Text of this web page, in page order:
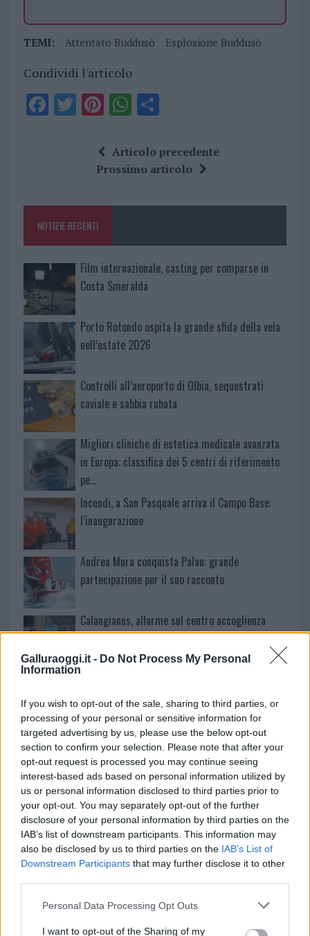
Galluraoggi.it - Do Not Process My Personal
Information
If you wish to opt-out of the sale, sharing to third parties, or
processing of your personal or sensitive information for
targeted advertising by us, please use the below opt-out
section to confirm your selection. Please note that after your
opt-out request is processed you may continue seeing
interest-based ads based on personal information utilized by
us or personal information disclosed to third parties prior to
your opt-out. You may separately opt-out of the further
disclosure of your personal information by third parties on the
IAB’s list of downstream participants. This information may
also be disclosed by us to third parties on the IAB’s List of
Downstream Participants that may further disclose it to other
Please note that this website/app uses one or more Google
not limited to your visit or usage behaviour. You may click to
Personal Data Processing Opt Outs
I want to opt-out of the Sharing of my
TEMI: Attentato Buddusò Esplosione Buddusò
Condividi l'articolo
F
o
k
T Pi
te
re
W
at
s
p
S
a
re
Articolo precedente
Prossimo articolo
NOTIZIE RECENTI
Film internazionale, casting per comparse in
Costa Smeralda
Porto Rotondo ospita la grande sfida della vela
nell’estate 2026
Controlli all’aeroporto di Olbia, sequestrati
caviale e sabbia rubata
Migliori cliniche di estetica medicale avanzata
in Europa: classifica dei 5 centri di riferimento
pe…
Incendi, a San Pasquale arriva il Campo Base:
l’inaugurazione
Andrea Mura conquista Palau: grande
partecipazione per il suo racconto
Calangianus, allarme sul centro accoglienza
minori, Albieri: “Episodi gravissimi”
NECROLOGIE
Mario Malu